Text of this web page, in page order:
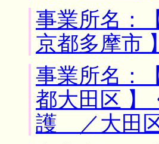
事業所名：
京都多摩市
事業所名：
都大田区 】
護 ／大田区